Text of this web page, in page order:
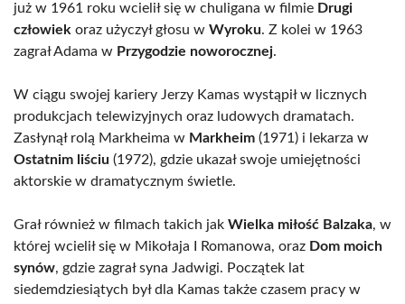
już w 1961 roku wcielił się w chuligana w filmie Drugi
człowiek oraz użyczył głosu w Wyroku. Z kolei w 1963
zagrał Adama w Przygodzie noworocznej.
W ciągu swojej kariery Jerzy Kamas wystąpił w licznych
produkcjach telewizyjnych oraz ludowych dramatach.
Zasłynął rolą Markheima w Markheim (1971) i lekarza w
Ostatnim liściu (1972), gdzie ukazał swoje umiejętności
aktorskie w dramatycznym świetle.
Grał również w filmach takich jak Wielka miłość Balzaka, w
której wcielił się w Mikołaja I Romanowa, oraz Dom moich
synów, gdzie zagrał syna Jadwigi. Początek lat
siedemdziesiątych był dla Kamas także czasem pracy w